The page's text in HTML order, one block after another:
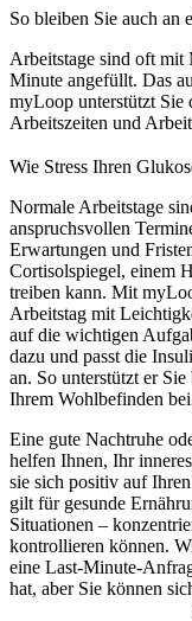
So bleiben Sie auch an
Arbeitstage sind oft mit
Minute angefüllt. Das
myLoop unterstützt Sie
Arbeitszeiten und
Wie Stress Ihren
Normale Arbeitstage
anspruchsvollen
Erwartungen und
Cortisolspiegel, einem
treiben kann. Mit
Arbeitstag mit
auf die wichtigen
dazu und passt die
an. So unterstützt er
Ihrem Wohlbefinden
Eine gute Nachtruhe
helfen Ihnen, Ihr
sie sich positiv auf
gilt für gesunde
Situationen –
kontrollieren können.
eine Last-Minute-
hat, aber Sie können